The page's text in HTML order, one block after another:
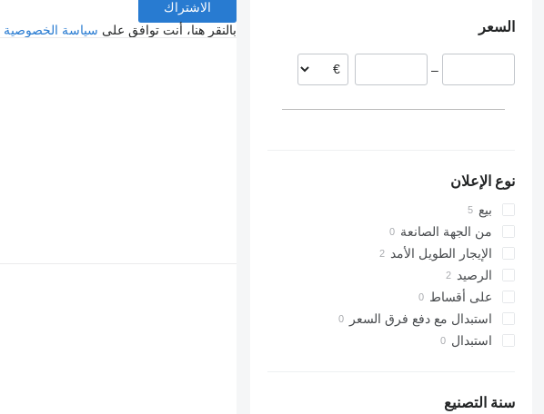
السعر
–
نوع الإعلان
بيع
من الجهة الصانعة
الإيجار الطويل الأمد
الرصيد
على أقساط
استبدال مع دفع فرق السعر
استبدال
سنة التصنيع
الاشتراك
بالنقر هنا، أنت توافق على سياسة الخصوصية